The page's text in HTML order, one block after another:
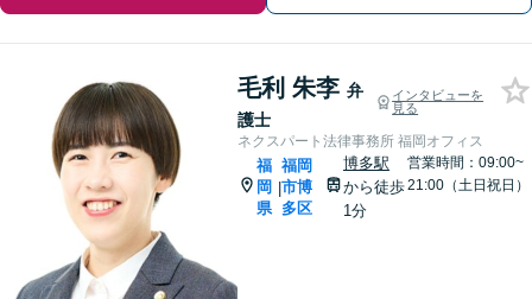
毛利 朱李 弁
護士
インタビューを
見る
ネクスパート法律事務所 福岡オフィス
福
岡
県
|
福岡
市博
多区
博多駅
から徒歩
1分
営業時間：09:00~
21:00（土日祝日）